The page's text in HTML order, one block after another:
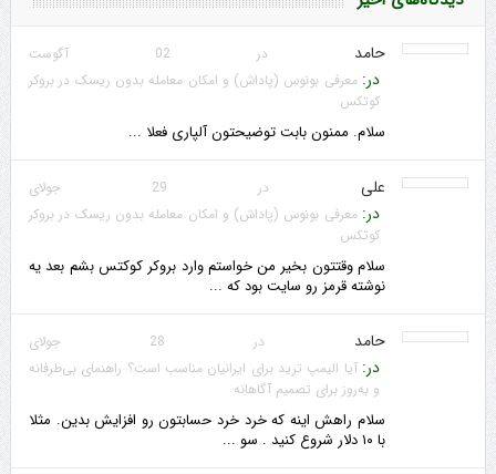
حامد در 02 آگوست
در:معرفی بونوس (پاداش) و امکان معامله بدون ریسک در بروکر
کوتکس
سلام. ممنون بابت توضیحتون آلپاری فعلا ...
علی در 29 جولای
در:معرفی بونوس (پاداش) و امکان معامله بدون ریسک در بروکر
کوتکس
سلام وقتتون بخیر من خواستم وارد بروکر کوکتس بشم بعد یه
نوشته قرمز رو سایت بود که ...
حامد در 28 جولای
در:آیا الیمپ ترید برای ایرانیان مناسب است؟ راهنمای بی‌طرفانه
و به‌روز برای تصمیم آگاهانه
سلام راهش اینه که خرد خرد حسابتون رو افزایش بدین. مثلا
با ۱۰ دلار شروع کنید . سو ...